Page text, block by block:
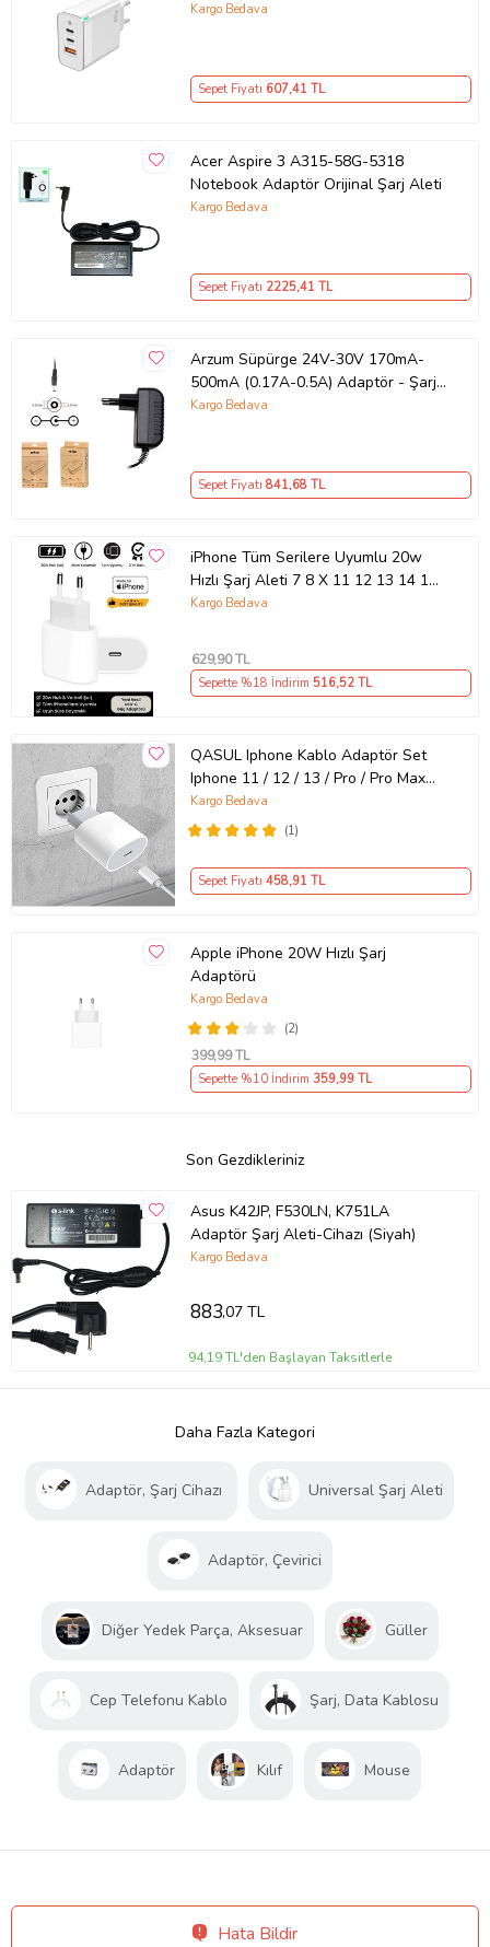
GaN Teknolojili 65W Hızlı Şarj Cihazı
Adaptörü – Type-C ve USB Çıkışlı,
Evrensel 65W Duvar Tipi Şarj
Kargo Bedava
Sepet Fiyatı 607,41 TL
Acer Aspire 3 A315-58G-5318
Notebook Adaptör Orijinal Şarj Aleti
Kargo Bedava
Sepet Fiyatı 2225,41 TL
Arzum Süpürge 24V-30V 170mA-
500mA (0.17A-0.5A) Adaptör - Şarj
Aleti RETRO
Kargo Bedava
Sepet Fiyatı 841,68 TL
iPhone Tüm Serilere Uyumlu 20w
Hızlı Şarj Aleti 7 8 X 11 12 13 14 15
16 İçin Type-C Girişli Adaptör
Kargo Bedava
629,90 TL
Sepette %18 İndirim 516,52 TL
QASUL Iphone Kablo Adaptör Set
Iphone 11 / 12 / 13 / Pro / Pro Max
Uyumlu Şarj Aleti Seti
(1)
Kargo Bedava
Sepet Fiyatı 458,91 TL
Apple iPhone 20W Hızlı Şarj
Adaptörü
(2)
Kargo Bedava
399,99 TL
Sepette %10 İndirim 359,99 TL
Son Gezdikleriniz
Asus K42JP, F530LN, K751LA
Adaptör Şarj Aleti-Cihazı (Siyah)
Kargo Bedava
883,07 TL
94,19 TL'den Başlayan Taksitlerle
Daha Fazla Kategori
Adaptör, Şarj Cihazı Universal Şarj Aleti
Adaptör, Çevirici
Diğer Yedek Parça, Aksesuar Güller
Cep Telefonu Kablo Şarj, Data Kablosu
Adaptör Kılıf Mouse
Hata Bildir